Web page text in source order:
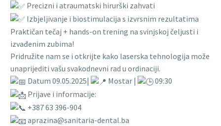
Precizni i atraumatski hirurški zahvati
Izbjeljivanje i biostimulacija s izvrsnim rezultatima
Praktičan tečaj + hands-on trening na svinjskoj čeljusti i
izvađenim zubima!
Pridružite nam se i otkrijte kako laserska tehnologija može
unaprijediti vašu svakodnevni rad u ordinaciji.
Datum 09.05.2025|
Mostar |
09:30
Prijave i informacije:
+387 63 396-904
aprazina@sanitaria-dental.ba